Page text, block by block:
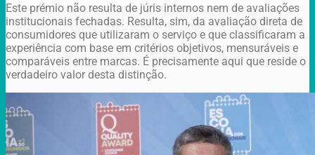
Este prémio não resulta de júris internos nem de avaliações
institucionais fechadas. Resulta, sim, da avaliação direta de
consumidores que utilizaram o serviço e que classificaram a
experiência com base em critérios objetivos, mensuráveis e
comparáveis entre marcas. É precisamente aqui que reside o
verdadeiro valor desta distinção.